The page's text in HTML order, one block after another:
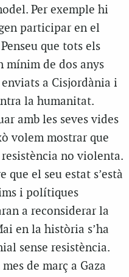
Per exemple hi
participar en el
que tots els
mínim de dos anys
a Cisjordània i
la humanitat.
amb les seves vides
volem mostrar que
no violenta.
que el seu estat s’està
i polítiques
a reconsiderar la
en la història s’ha
sense resistència.
de març a Gaza